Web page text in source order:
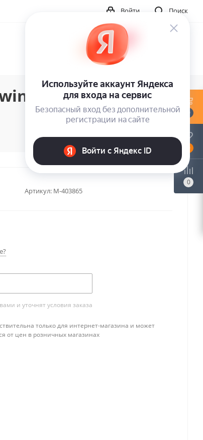
Поиск
Войти
Together
Артикул: M-403865
и уточнят условия заказа
только для интернет-магазина и может
от цен в розничных магазинах
0
0
0